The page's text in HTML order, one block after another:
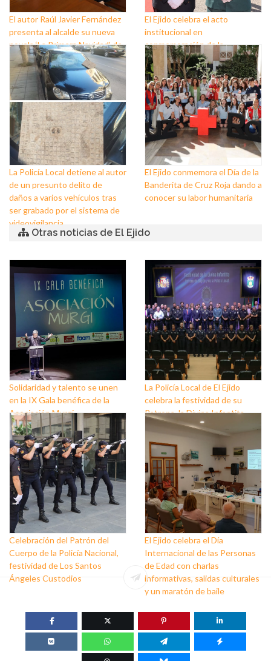
El autor Raúl Javier Fernández
presenta al alcalde su nueva
novela ‘La Primera Navidad’ de
Las Crónicas de Sant Claus
El Ejido celebra el acto
institucional en
conmemoración de la
Festividad de la Virgen del
Pilar, Patrona de la Guardia
Civil
La Policía Local detiene al autor
de un presunto delito de
daños a varios vehículos tras
ser grabado por el sistema de
videovigilancia
El Ejido conmemora el Día de la
Banderita de Cruz Roja dando a
conocer su labor humanitaria
Otras noticias de El Ejido
Solidaridad y talento se unen
en la IX Gala benéfica de la
Asociación Murgi
La Policía Local de El Ejido
celebra la festividad de su
Patrona, la Divina Infantita
Celebración del Patrón del
Cuerpo de la Policía Nacional,
festividad de Los Santos
Ángeles Custodios
El Ejido celebra el Día
Internacional de las Personas
de Edad con charlas
informativas, salidas culturales
y un maratón de baile